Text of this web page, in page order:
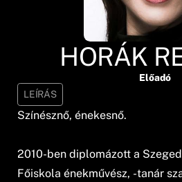
HORÁK
Előadó
LEÍRÁS
Színésznő, énekesnő.
2010-ben diplomázott a
Főiskola énekművész, -tanár